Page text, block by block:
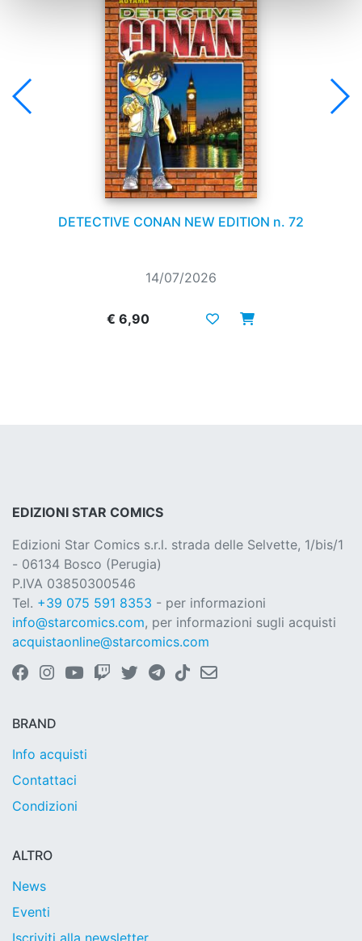
DETECTIVE CONAN NEW EDITION n. 72
14/07/2026
€ 6,90
EDIZIONI STAR COMICS
Edizioni Star Comics s.r.l. strada delle Selvette, 1/bis/1
- 06134 Bosco (Perugia)
P.IVA 03850300546
Tel. +39 075 591 8353 - per informazioni
info@starcomics.com, per informazioni sugli acquisti
acquistaonline@starcomics.com
BRAND
Info acquisti
Contattaci
Condizioni
ALTRO
News
Eventi